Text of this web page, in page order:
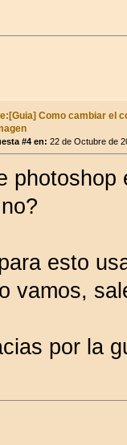
Como cambiar el
#4 en: 22 de Octubre de
photoshop
esto
vamos,
por la